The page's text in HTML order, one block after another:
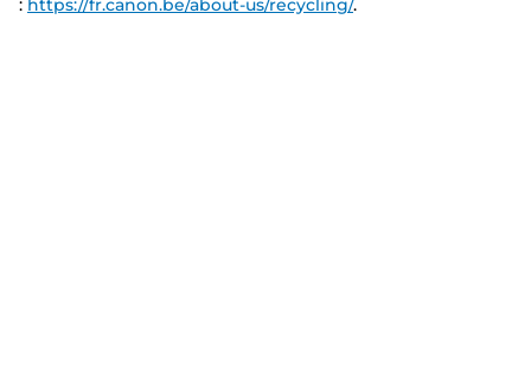
: https://fr.canon.be/about-us/recycling/.